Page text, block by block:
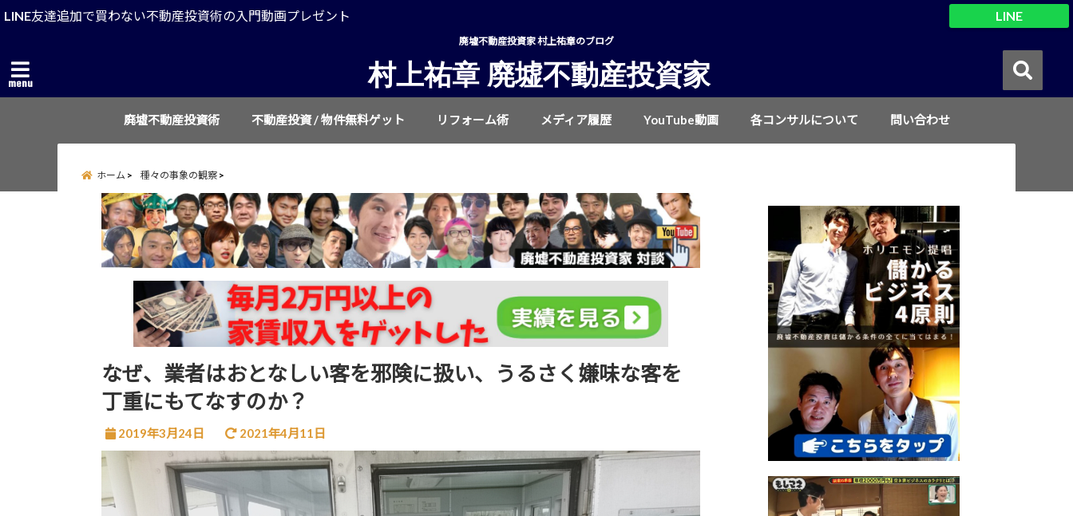
LINE友達追加で買わない不動産投資術の入門動画プレゼント LINE
廃墟不動産投資家 村上祐章のブログ
menu 村上祐章 廃墟不動産投資家
廃墟不動産投資術 不動産投資 / 物件無料ゲット リフォーム術 メディア履歴 YouTube動画 各コンサルについて 問い合わせ
ホーム 種々の事象の観察
なぜ、業者はおとなしい客を邪険に扱い、うるさく嫌味な客を
丁重にもてなすのか？
2019年3月24日 2021年4月11日